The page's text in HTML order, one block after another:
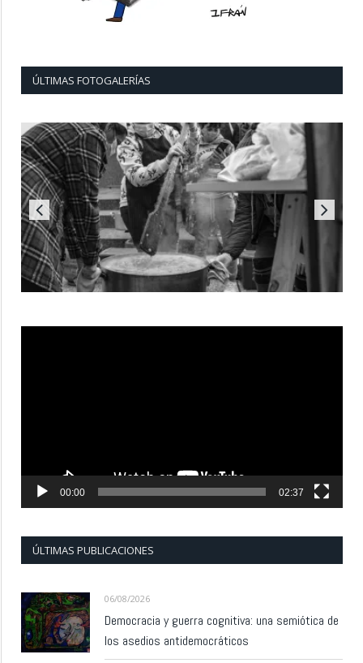
ÚLTIMAS FOTOGALERÍAS
00:00 02:37
ÚLTIMAS PUBLICACIONES
06/08/2026
Democracia y guerra cognitiva: una semiótica de
los asedios antidemocráticos